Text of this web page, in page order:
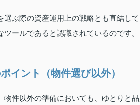
選ぶ際の資産運用上の戦略とも直結し
ールであると認識されているのです。
イント（物件選び以外）
件以外の準備においても、ゆとりと